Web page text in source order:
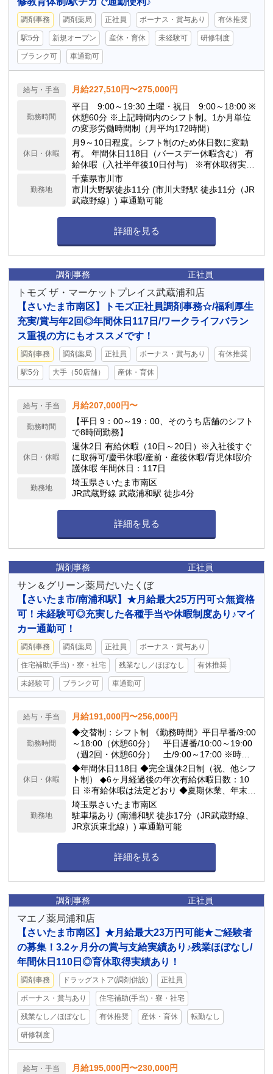
調剤事務 調剤薬局 正社員 ボーナス・賞与あり 有休推奨
駅5分 新規オープン 産休・育休 未経験可 研修制度
ブランク可 車通勤可
給与・手当 月給227,510円〜275,000円
勤務時間
平日 9:00～19:30 土曜・祝日 9:00～18:00 ※
休憩60分 ※上記時間内のシフト制。1か月単位
の変形労働時間制（月平均172時間）
休日・休暇
月9～10日程度。シフト制のため休日数に変動
有。 年間休日118日（バースデー休暇含む） 有
給休暇（入社半年後10日付与） ※有休取得実
績：平均10.3日 年末年始
勤務地
千葉県市川市
市川大野駅徒歩11分 (市川大野駅 徒歩11分（JR
武蔵野線）) 車通勤可能
詳細を見る
調剤事務 正社員
トモズ ザ・マーケットプレイス武蔵浦和店
【さいたま市南区】トモズ正社員調剤事務☆/福利厚生
充実/賞与年2回◎年間休日117日/ワークライフバラン
ス重視の方にもオススメです！
調剤事務 調剤薬局 正社員 ボーナス・賞与あり 有休推奨
駅5分 大手（50店舗） 産休・育休
給与・手当 月給207,000円〜
勤務時間
【平日 9：00～19：00、そのうち店舗のシフト
で8時間勤務】
休日・休暇
週休2日 有給休暇（10日～20日）※入社後すぐ
に取得可/慶弔休暇/産前・産後休暇/育児休暇/介
護休暇 年間休日：117日
勤務地
埼玉県さいたま市南区
JR武蔵野線 武蔵浦和駅 徒歩4分
詳細を見る
調剤事務 正社員
サン＆グリーン薬局だいたくぼ
【さいたま市/南浦和駅】★月給最大25万円可☆無資格
可！未経験可◎充実した各種手当や休暇制度あり♪マイ
カー通勤可！
調剤事務 調剤薬局 正社員 ボーナス・賞与あり
住宅補助(手当)・寮・社宅 残業なし／ほぼなし 有休推奨
未経験可 ブランク可 車通勤可
給与・手当 月給191,000円〜256,000円
勤務時間
◆交替制：シフト制 《勤務時間》平日早番/9:00
～18:00（休憩60分） 平日遅番/10:00～19:00
（週2回・休憩60分） 土/9:00～17:00 ※時間
外労働：月平均5時間 ※勤務時間相談可
休日・休暇
◆年間休日118日 ◆完全週休2日制（祝、他シフ
ト制） ◆6ヶ月経過後の年次有給休暇日数：10
日 ※有給休暇は法定どおり ◆夏期休業、年末年
始休業（6日間） ◆その他リフレッシュ休暇（6
日間～7日間）
勤務地
埼玉県さいたま市南区
駐車場あり (南浦和駅 徒歩17分（JR武蔵野線、
JR京浜東北線）) 車通勤可能
詳細を見る
調剤事務 正社員
マエノ薬局浦和店
【さいたま市南区】★月給最大23万円可能★ご経験者
の募集！3.2ヶ月分の賞与支給実績あり♪残業ほぼなし/
年間休日110日◎育休取得実績あり！
調剤事務 ドラッグストア(調剤併設) 正社員
ボーナス・賞与あり 住宅補助(手当)・寮・社宅
残業なし／ほぼなし 有休推奨 産休・育休 転勤なし
研修制度
給与・手当 月給195,000円〜230,000円